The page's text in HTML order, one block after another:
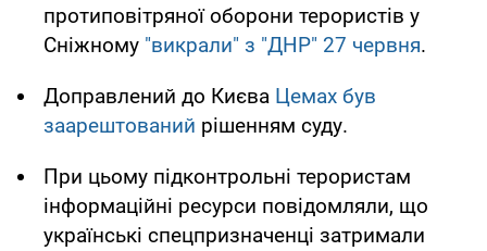
протиповітряної оборони терористів у
Сніжному "викрали" з "ДНР" 27 червня.
Доправлений до Києва Цемах був
заарештований рішенням суду.
При цьому підконтрольні терористам
інформаційні ресурси повідомляли, що
українські спецпризначенці затримали